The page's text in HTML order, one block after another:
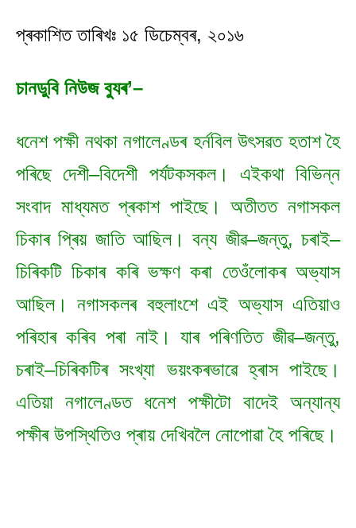
প্ৰকাশিত তাৰিখঃ ১৫ ডিচেম্বৰ, ২০১৬
চানডুবি নিউজ ব্যুৰ’–
ধনেশ পক্ষী নথকা নগালেণ্ডৰ হৰ্নবিল উৎসৱত হতাশ হৈ
পৰিছে দেশী–বিদেশী পৰ্যটকসকল। এইকথা বিভিন্ন
সংবাদ মাধ্যমত প্ৰকাশ পাইছে। অতীতত নগাসকল
চিকাৰ প্ৰিয় জাতি আছিল। বন্য জীৱ–জন্তু, চৰাই–
চিৰিকটি চিকাৰ কৰি ভক্ষণ কৰা তেওঁলোকৰ অভ্যাস
আছিল। নগাসকলৰ বহুলাংশে এই অভ্যাস এতিয়াও
পৰিহাৰ কৰিব পৰা নাই। যাৰ পৰিণতিত জীৱ–জন্তু,
চৰাই–চিৰিকটিৰ সংখ্যা ভয়ংকৰভাৱে হ্ৰাস পাইছে।
এতিয়া নগালেণ্ডত ধনেশ পক্ষীটো বাদেই অন্যান্য
পক্ষীৰ উপস্থিতিও প্ৰায় দেখিবলৈ নোপোৱা হৈ পৰিছে।